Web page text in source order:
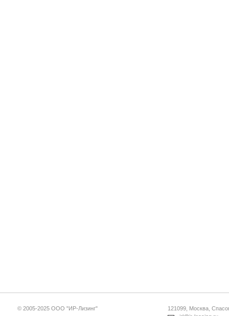
© 2005-2025 ООО "ИР-Лизинг"
121099, Москва,